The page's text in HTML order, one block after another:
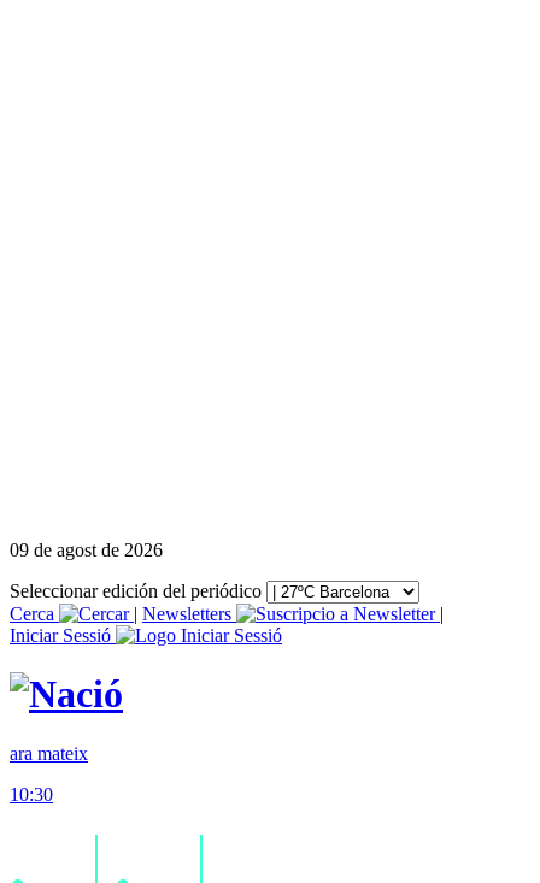
09 de agost de 2026
Seleccionar edición del periódico
Cerca
| Newsletters
|
Iniciar Sessió
ara mateix
10:30